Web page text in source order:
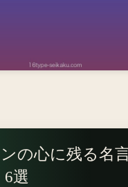
の心に残る名
選